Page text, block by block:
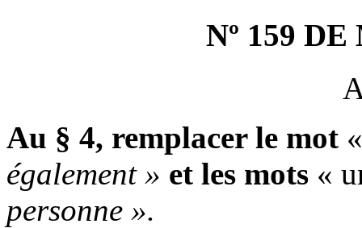
Nº 159
Au § 4, remplacer le mot
également » et les mots «
personne ».